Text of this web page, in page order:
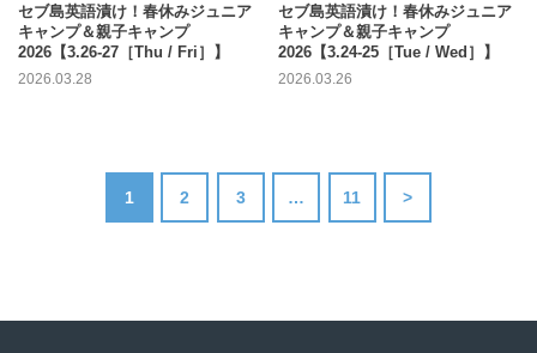
セブ島英語漬け！春休みジュニア
キャンプ＆親子キャンプ
2026【3.26-27［Thu / Fri］】
2026.03.28
セブ島英語漬け！春休みジュニア
キャンプ＆親子キャンプ
2026【3.24-25［Tue / Wed］】
2026.03.26
1 2 3 … 11 >